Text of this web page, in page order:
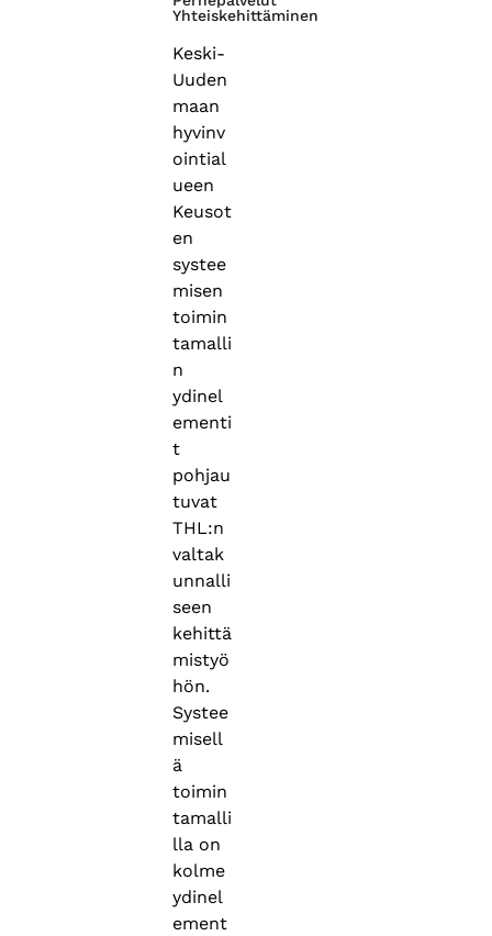
Yhteiskehittäminen
Keski-
Uuden
maan
hyvinv
ointial
ueen
Keusot
en
systee
misen
toimin
tamalli
n
ydinel
ementi
t
pohjau
tuvat
THL:n
valtak
unnalli
seen
kehittä
mistyö
hön.
Systee
misell
ä
toimin
tamalli
lla on
kolme
ydinel
ement